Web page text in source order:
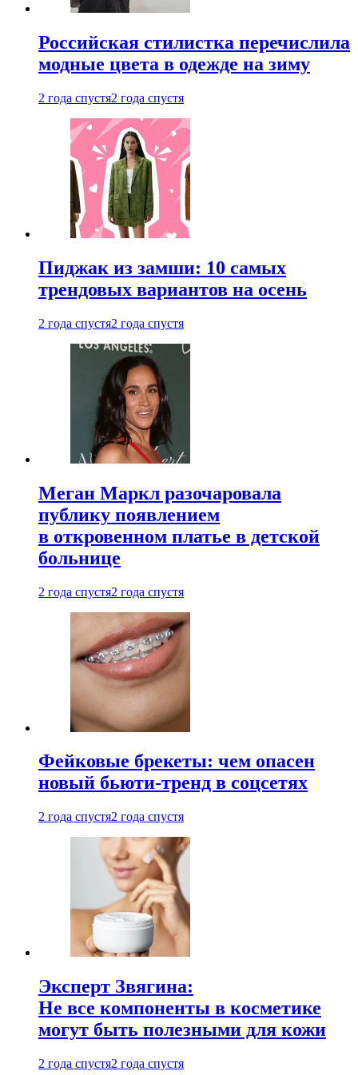
Российская стилистка перечислила
модные цвета в одежде на зиму
2 года спустя2 года спустя
Пиджак из замши: 10 самых
трендовых вариантов на осень
2 года спустя2 года спустя
Меган Маркл разочаровала
публику появлением
в откровенном платье в детской
больнице
2 года спустя2 года спустя
Фейковые брекеты: чем опасен
новый бьюти-тренд в соцсетях
2 года спустя2 года спустя
Эксперт Звягина:
Не все компоненты в косметике
могут быть полезными для кожи
2 года спустя2 года спустя